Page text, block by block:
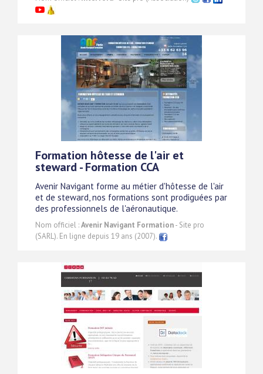
Formation hôtesse de l'air et
steward - Formation CCA
Avenir Navigant forme au métier d'hôtesse de l'air
et de steward, nos formations sont prodiguées par
des professionnels de l'aéronautique.
Nom officiel :Avenir Navigant Formation- Site pro
(SARL). En ligne depuis 19 ans (2007).